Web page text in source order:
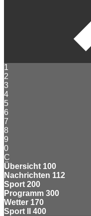
1
2
3
4
5
6
7
8
9
0
C
Übersicht 100
Nachrichten 112
Sport 200
Programm 300
Wetter 170
Sport II
400